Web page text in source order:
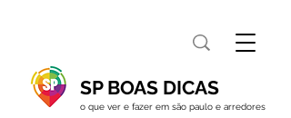
SP BOAS DICAS
o que ver e fazer em são paulo e arredores